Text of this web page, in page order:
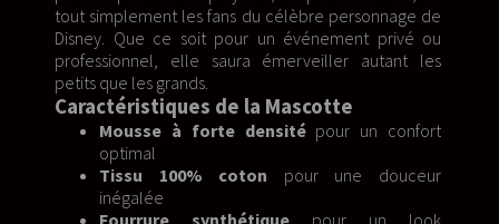
tout simplement les fans du célèbre personnage de
Disney. Que ce soit pour un événement privé ou
professionnel, elle saura émerveiller autant les
petits que les grands.
Caractéristiques de la Mascotte
Mousse à forte densitépour un confort
optimal
Tissu 100% coton pour une douceur
inégalée
Fourrure synthétique pour un look